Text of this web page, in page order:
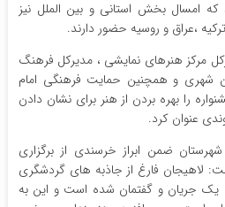
امسال بخش استانی و بین الملل نیز
،عراق و روسیه حضور دارند.
مرکز هنرهای نمایشی ، مدیرکل فرهنگ
شهری و همچنین حمایت فرهنگی امام
را بهره بردن از هنر برای نشان دادن
عنوان کرد.
ضمن ابراز خرسندی از برگزاری
لاهیجان فارغ از جاذبه های گردشگری
یک جریان و گفتمان شده است و این به